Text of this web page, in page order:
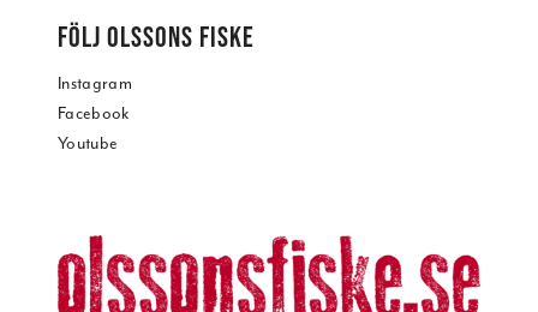
FÖLJ OLSSONS FISKE
Instagram
Facebook
Youtube